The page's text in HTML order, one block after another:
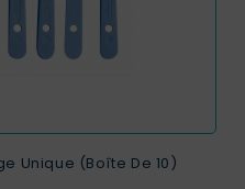
Unique (boîte De 10)